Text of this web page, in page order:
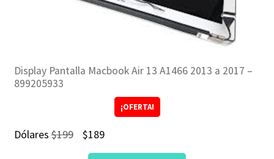
Display Pantalla Macbook Air 13 A1466 2013 a 2017 –
899205933
¡OFERTA!
Dólares$199
El
precio
$189El
precio